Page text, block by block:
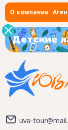
О компании
Детские
uva-